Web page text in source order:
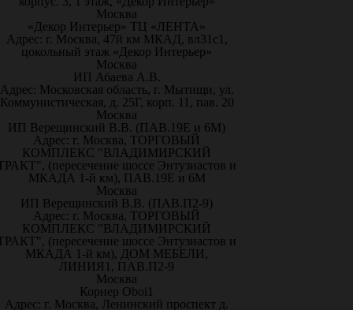
Москва
«Декор Интерьер» ТЦ «ЛЕНТА»
Адрес: г. Москва, 47й км МКАД, вл31с1,
цокольный этаж «Декор Интерьер»
Москва
ИП Абаева А.В.
Адрес: Московская область, г. Мытищи, ул.
Коммунистическая, д. 25Г, корп. 11, пав. 20
Москва
ИП Верещинский В.В. (ПАВ.19Е и 6М)
Адрес: г. Москва, ТОРГОВЫЙ
КОМПЛЕКС "ВЛАДИМИРСКИЙ
(пересечение шоссе Энтузиастов и
МКАДА 1-й км), ПАВ.19Е и 6М
Москва
ИП Верещинский В.В. (ПАВ.П2-9)
Адрес: г. Москва, ТОРГОВЫЙ
КОМПЛЕКС "ВЛАДИМИРСКИЙ
(пересечение шоссе Энтузиастов и
МКАДА 1-й км), ДОМ МЕБЕЛИ,
ЛИНИЯ1, ПАВ.П2-9
Москва
Корнер Oboi1
Адрес: г. Москва, Ленинский проспект д.